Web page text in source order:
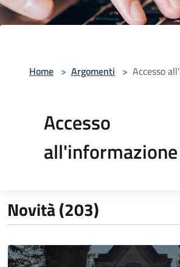
Home > Argomenti > Accesso
Accesso
all'informazione
Novità (203)